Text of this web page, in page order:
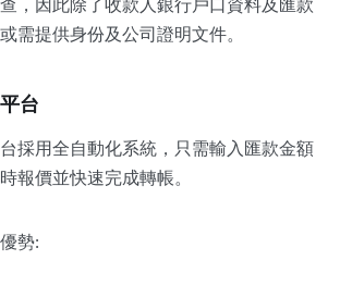
需提供身份及公司證明文件。
台
採用全自動化系統，只需輸入匯款金額
報價並快速完成轉帳。
勢: